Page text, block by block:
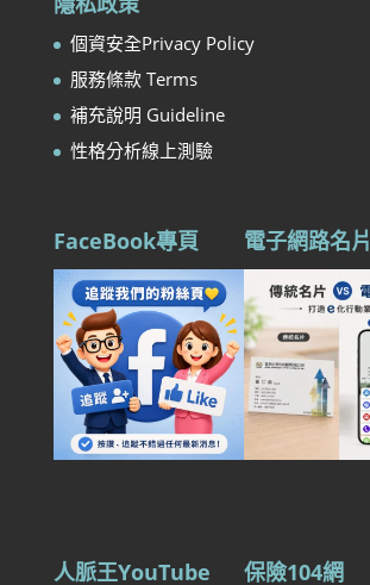
個資安全Privacy Policy
服務條款 Terms
補充說明 Guideline
性格分析線上測驗
FaceBook專頁 電子網路名片
人脈王YouTube 保險104網